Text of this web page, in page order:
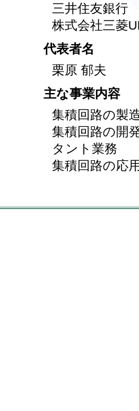
三井住友銀行
株式会社三菱
代表者名
栗原 郁夫
主な事業内容
集積回路の製
集積回路の開
タント業務
集積回路の応